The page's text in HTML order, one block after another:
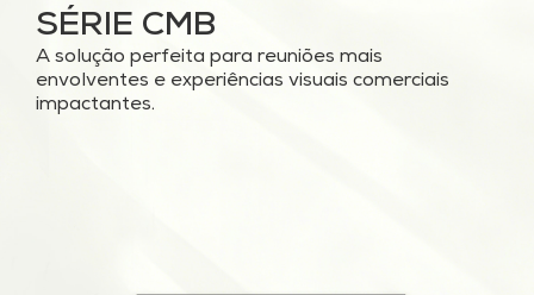
SÉRIE CMB
A solução perfeita para reuniões mais
envolventes e experiências visuais comerciais
impactantes.